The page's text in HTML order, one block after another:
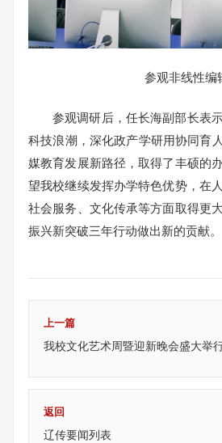
参观非线性编
参观调研后，任长海副部长表
科技浪潮，深化政产学研用协同育
媒教育发展新路径，取得了丰硕的
望我校继续发挥办学特色优势，在
社会服务、文化传承等方面取得更
振兴新突破三年行动做出新的贡献。
上一篇
我校文化艺术周暨迎新晚会盛大举
返回
辽传要闻列表